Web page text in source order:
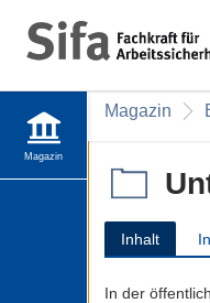
Magazin
Magazin
Inhalt
In der